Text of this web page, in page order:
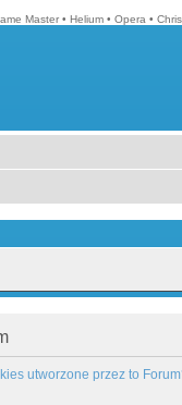
Master • Helium • Opera •
utworzone przez to